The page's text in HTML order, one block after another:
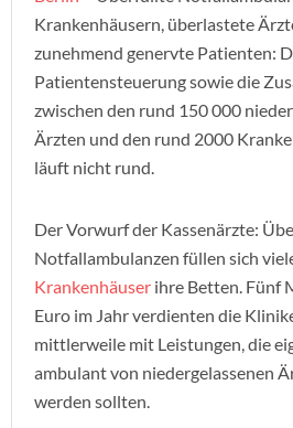
Krankenhäusern, überlastete
zunehmend genervte Patienten:
Patientensteuerung sowie die
zwischen den rund 150 000
Ärzten und den rund 2000
läuft nicht rund.
Der Vorwurf der Kassenärzte:
Notfallambulanzen füllen sich
Krankenhäuser ihre Betten. Fünf
Euro im Jahr verdienten die
mittlerweile mit Leistungen, die
ambulant von niedergelassenen
werden sollten.